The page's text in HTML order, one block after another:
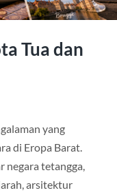
Tua dan
yang
di Eropa Barat.
negara tetangga,
arsitektur